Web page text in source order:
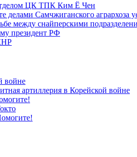
отделом ЦК ТПК Ким Ё Чен
Самчжиганского агрархоза
между снайперскими
президент РФ
войне
артиллерия в Корейской войне